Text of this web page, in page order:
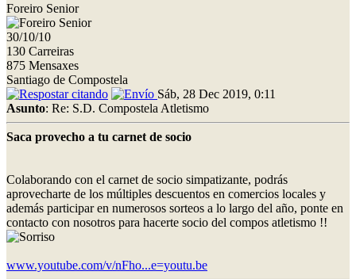
Foreiro Senior
30/10/10
130 Carreiras
875 Mensaxes
Santiago de Compostela
Sáb, 28 Dec 2019, 0:11
Asunto: Re: S.D. Compostela Atletismo
Saca provecho a tu carnet de socio
Colaborando con el carnet de socio simpatizante, podrás
aprovecharte de los múltiples descuentos en comercios locales y
además participar en numerosos sorteos a lo largo del año, ponte en
contacto con nosotros para hacerte socio del compos atletismo !!
www.youtube.com/v/nFho...e=youtu.be